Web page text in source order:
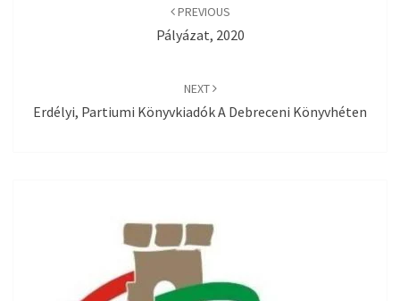
PREVIOUS
Pályázat, 2020
NEXT
Erdélyi, Partiumi Könyvkiadók A Debreceni Könyvhéten